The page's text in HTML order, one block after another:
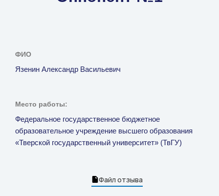
ФИО
Язенин Александр Васильевич
Место работы:
Федеральное государственное бюджетное
образовательное учреждение высшего образования
«Тверской государственный университет» (ТвГУ)
Файл отзыва